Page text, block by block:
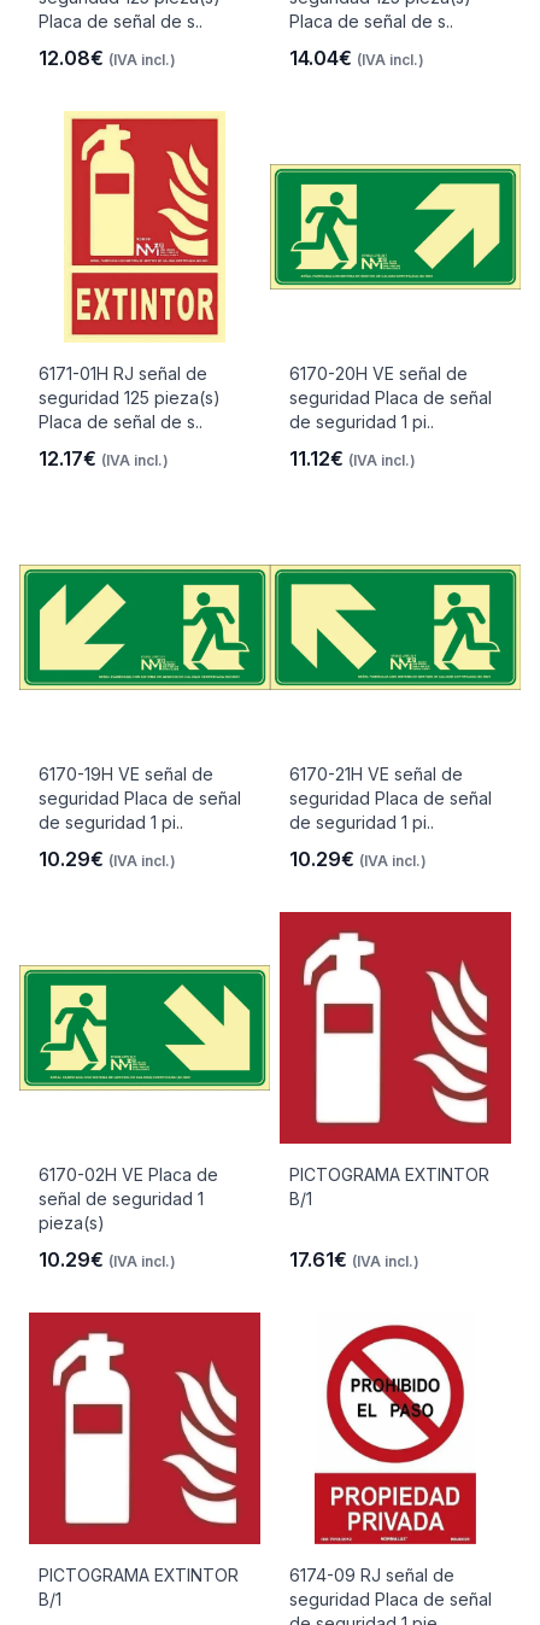
Placa de señal de s..
12.08€ (IVA incl.)
Placa de señal de s..
14.04€ (IVA incl.)
6171-01H RJ señal de
seguridad 125 pieza(s)
Placa de señal de s..
12.17€ (IVA incl.)
6170-20H VE señal de
seguridad Placa de señal
de seguridad 1 pi..
11.12€ (IVA incl.)
6170-19H VE señal de
seguridad Placa de señal
de seguridad 1 pi..
10.29€ (IVA incl.)
6170-21H VE señal de
seguridad Placa de señal
de seguridad 1 pi..
10.29€ (IVA incl.)
6170-02H VE Placa de
señal de seguridad 1
pieza(s)
10.29€ (IVA incl.)
PICTOGRAMA EXTINTOR
B/1
17.61€ (IVA incl.)
PICTOGRAMA EXTINTOR
B/1
6174-09 RJ señal de
seguridad Placa de señal